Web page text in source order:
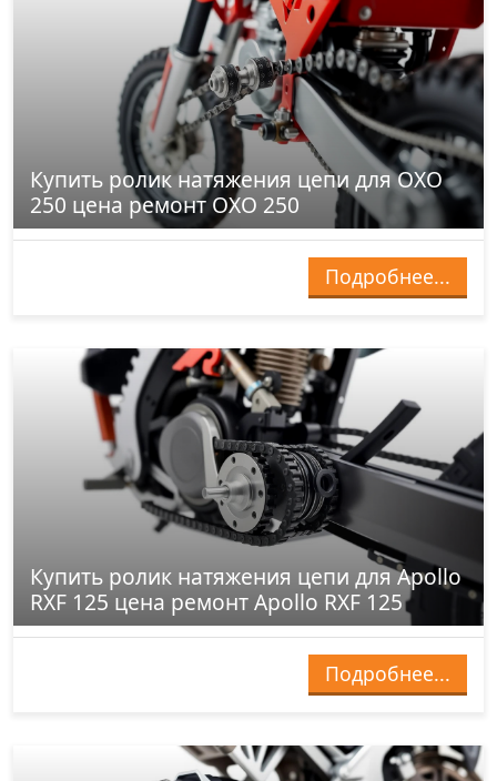
Купить ролик натяжения цепи для OXO
250 цена ремонт OXO 250
Подробнее...
Купить ролик натяжения цепи для Apollo
RXF 125 цена ремонт Apollo RXF 125
Подробнее...